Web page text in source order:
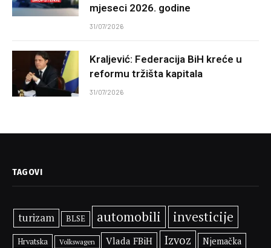
mjeseci 2026. godine
31/07/2026
Kraljević: Federacija BiH kreće u
reformu tržišta kapitala
31/07/2026
TAGOVI
turizam BLSE automobili investicije
Hrvatska Volkswagen Vlada FBiH Izvoz Njemačka